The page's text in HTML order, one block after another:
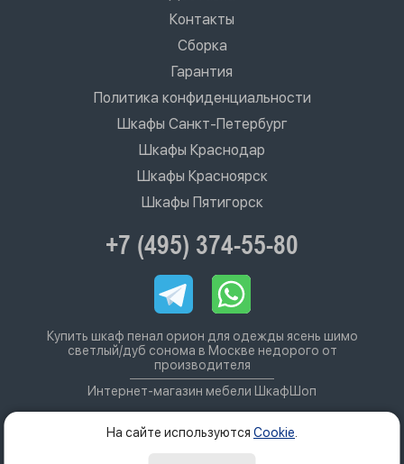
Контакты
Сборка
Гарантия
Политика конфиденциальности
Шкафы Санкт-Петербург
Шкафы Краснодар
Шкафы Красноярск
Шкафы Пятигорск
+7 (495) 374-55-80
Купить шкаф пенал орион для одежды ясень шимо
светлый/дуб сонома в Москве недорого от
производителя
Интернет-магазин мебели ШкафШоп
На сайте используются Cookie